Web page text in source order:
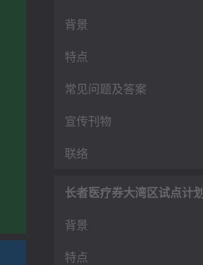
背景
特点
常见问题及答案
宣传刊物
联络
长者医疗券大湾区试点计划
背景
特点